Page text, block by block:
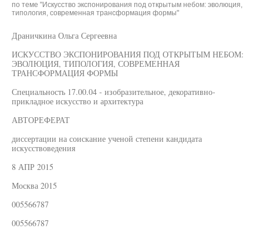
по теме "Искусство экспонирования под открытым небом: эволюция,
типология, современная трансформация формы"
Драничкина Ольга Сергеевна
ИСКУССТВО ЭКСПОНИРОВАНИЯ ПОД ОТКРЫТЫМ НЕБОМ:
ЭВОЛЮЦИЯ, ТИПОЛОГИЯ, СОВРЕМЕННАЯ
ТРАНСФОРМАЦИЯ ФОРМЫ
Специальность 17.00.04 - изобразительное, декоративно-
прикладное искусство и архитектура
АВТОРЕФЕРАТ
диссертации на соискание ученой степени кандидата
искусствоведения
8 АПР 2015
Москва 2015
005566787
005566787